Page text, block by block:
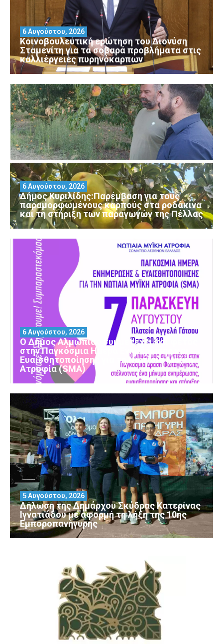
Κοινοβουλευτική ερώτηση του Διονύση
Σταμενίτη για τα σοβαρά προβλήματα στις
καλλιέργειες πυρηνόκαρπων
6 Αυγούστου, 2026
Δήμος Κυριλίδης:Παρέμβαση για τους
παραμορφωμένους καρπούς στα ροδάκινα
και τη στήριξη των παραγωγών της Πέλλας
6 Αυγούστου, 2026
Ο Δήμος Αλμωπίας συμμετέχει και φέτος
στην Παγκόσμια Ημέρα Ενημέρωσης και
Ευαισθητοποίησης για τη Νωτιαία Μυϊκή
Ατροφία (SMA)
6 Αυγούστου, 2026
Δήλωση της Δημάρχου Σκύδρας Κατερίνας
Ιγνατιάδου με αφορμή τη λήξη της 10ης
Εμποροπανήγυρης
5 Αυγούστου, 2026